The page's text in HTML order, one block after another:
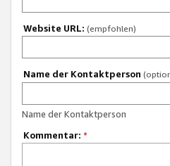
Website URL: (empfohlen)
Name der Kontaktperson
Name der Kontaktperson
Kommentar: *